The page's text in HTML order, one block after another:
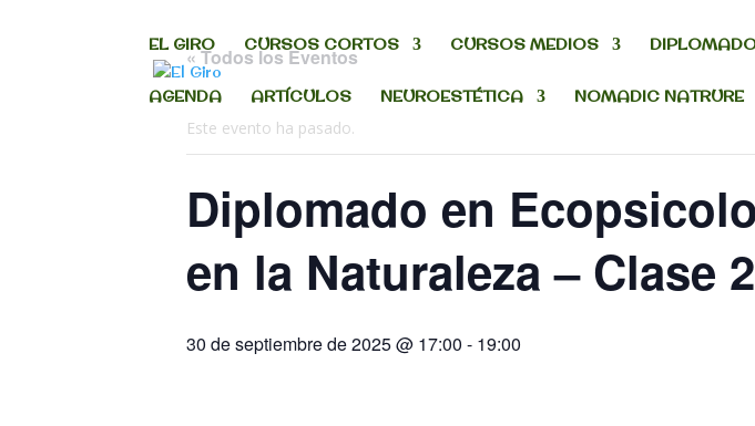
EL GIRO CURSOS CORTOS CURSOS MEDIOS
AGENDA ARTÍCULOS NEUROESTÉTICA NOMADIC NATRURE
« Todos los Eventos
Este evento ha pasado.
Diplomado en
en la Naturaleza – Clase
30 de septiembre de 2025 @ 17:00 - 19:00